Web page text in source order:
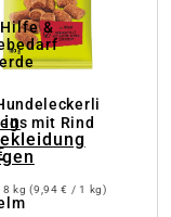
&
in
mit Rind
kg(9,94 € / 1 kg)